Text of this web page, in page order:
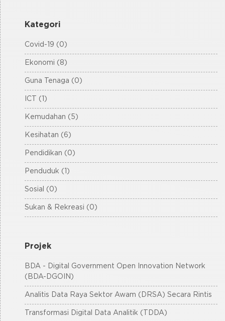
Kategori
Covid-19 (0)
Ekonomi (8)
Guna Tenaga (0)
ICT (1)
Kemudahan (5)
Kesihatan (6)
Pendidikan (0)
Penduduk (1)
Sosial (0)
Sukan & Rekreasi (0)
Projek
BDA - Digital Government Open Innovation Network
(BDA-DGOIN)
Analitis Data Raya Sektor Awam (DRSA) Secara Rintis
Transformasi Digital Data Analitik (TDDA)